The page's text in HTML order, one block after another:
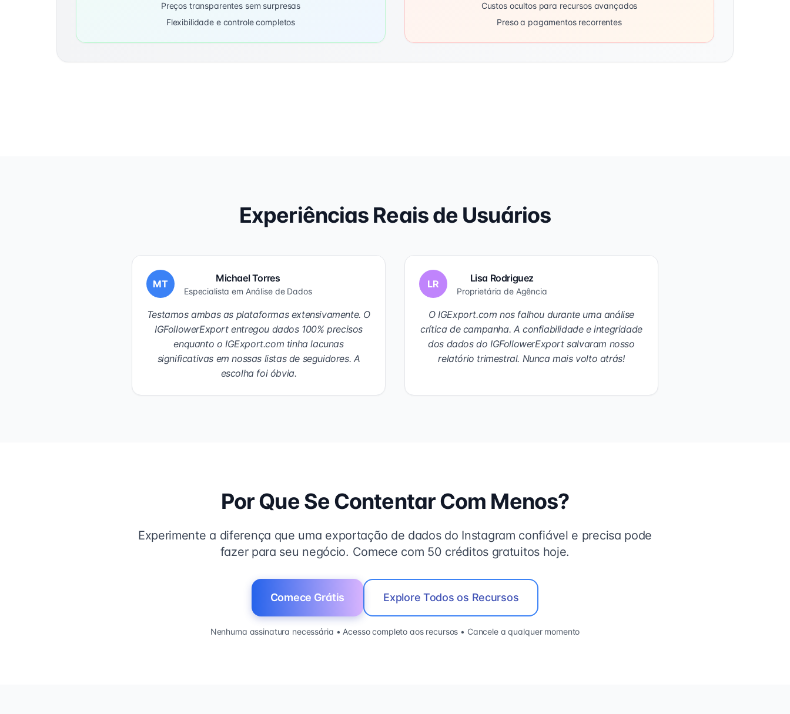
Preços transparentes sem surpresas
Flexibilidade e controle completos
Custos ocultos para recursos avançados
Preso a pagamentos recorrentes
Experiências Reais de Usuários
MT Michael Torres
Especialista em Análise de Dados
Testamos ambas as plataformas extensivamente. O
IGFollowerExport entregou dados 100% precisos
enquanto o IGExport.com tinha lacunas
significativas em nossas listas de seguidores. A
escolha foi óbvia.
LR Lisa Rodriguez
Proprietária de Agência
O IGExport.com nos falhou durante uma análise
crítica de campanha. A confiabilidade e integridade
dos dados do IGFollowerExport salvaram nosso
relatório trimestral. Nunca mais volto atrás!
Por Que Se Contentar Com Menos?
Experimente a diferença que uma exportação de dados do Instagram confiável e precisa pode
fazer para seu negócio. Comece com 50 créditos gratuitos hoje.
Comece Grátis Explore Todos os Recursos
Nenhuma assinatura necessária • Acesso completo aos recursos • Cancele a qualquer momento